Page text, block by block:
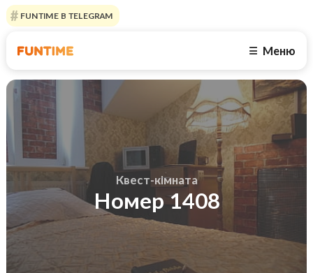
FUNTIME В TELEGRAM
☰ Меню
Квест-кімната
Номер 1408